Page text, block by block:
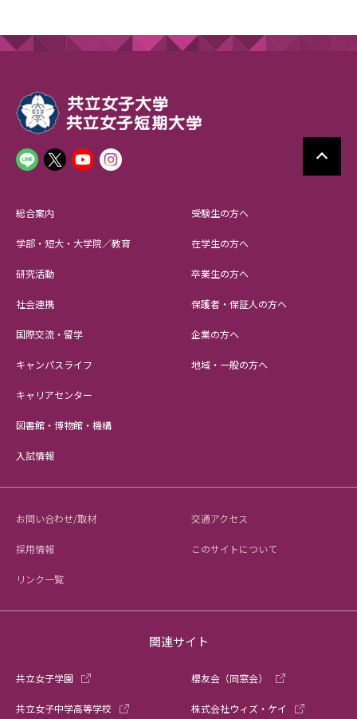
総合案内
学部・短大・大学院／教育
研究活動
社会連携
国際交流・留学
キャンパスライフ
キャリアセンター
図書館・博物館・機構
入試情報
受験生の方へ
在学生の方へ
卒業生の方へ
保護者・保証人の方へ
企業の方へ
地域・一般の方へ
お問い合わせ/取材 交通アクセス
採用情報 このサイトについて
リンク一覧
関連サイト
共立女子学園
共立女子中学高等学校
櫻友会（同窓会）
株式会社ウィズ・ケイ